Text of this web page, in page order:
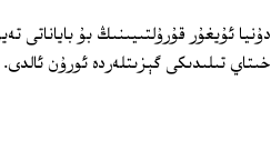
دۇنيا ئۇيغۇر قۇرۇلتىيىنىڭ بۇ باياناتى
خىتاي تىلىدىكى گېزىتلەردە ئورۇن